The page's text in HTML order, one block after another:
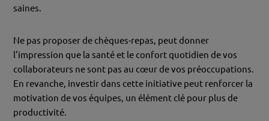
saines.
Ne pas proposer de chèques-repas, peut donner
l’impression que la santé et le confort quotidien de vos
collaborateurs ne sont pas au cœur de vos préoccupations.
En revanche, investir dans cette initiative peut renforcer la
motivation de vos équipes, un élément clé pour plus de
productivité.